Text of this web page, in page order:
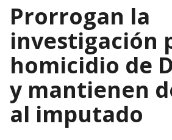
Prorrogan la
investigación
homicidio de
y mantienen
al imputado